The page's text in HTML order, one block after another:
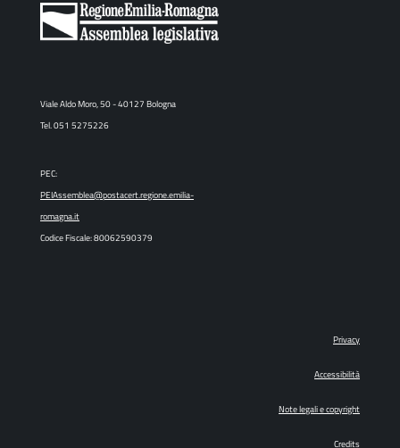
Viale Aldo Moro, 50 - 40127 Bologna
Tel. 051 5275226
PEC:
PEIAssemblea@postacert.regione.emilia-
romagna.it
Codice Fiscale: 80062590379
Privacy
Accessibilità
Note legali e copyright
Credits